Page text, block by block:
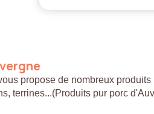
propose de nombreux produits
terrines...(Produits pur porc